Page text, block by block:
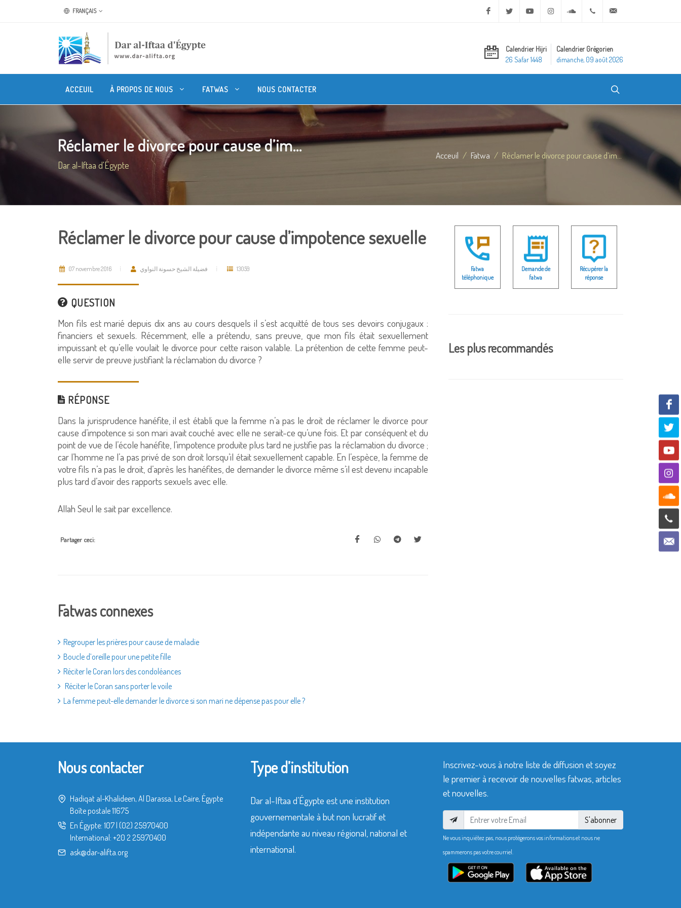
FRANÇAIS Facebook Twitter Youtube Instagram Soundcloud+20 2 25970400
Calendrier Hijri
26 Safar 1448
Calendrier Grégorien
dimanche, 09 août 2026
ACCEUIL À PROPOS DE NOUS FATWAS NOUS CONTACTER
Réclamer le divorce pour cause d’im...
Dar al-Iftaa d'Égypte
Acceuil Fatwa Réclamer le divorce pour cause d’im...
Réclamer le divorce pour cause d’impotence sexuelle
07 novembre 2016 فضيلة الشيخ حسونة النواوي 13059
QUESTION
Mon fils est marié depuis dix ans au cours desquels il s’est acquitté de tous ses devoirs conjugaux :
financiers et sexuels. Récemment, elle a prétendu, sans preuve, que mon fils était sexuellement
impuissant et qu’elle voulait le divorce pour cette raison valable. La prétention de cette femme peut-
elle servir de preuve justifiant la réclamation du divorce ?
RÉPONSE
Dans la jurisprudence hanéfite, il est établi que la femme n’a pas le droit de réclamer le divorce pour
cause d’impotence si son mari avait couché avec elle ne serait-ce qu’une fois. Et par conséquent et du
point de vue de l’école hanéfite, l’impotence produite plus tard ne justifie pas la réclamation du divorce ;
car l’homme ne l’a pas privé de son droit lorsqu’il était sexuellement capable. En l’espèce, la femme de
votre fils n’a pas le droit, d’après les hanéfites, de demander le divorce même s’il est devenu incapable
plus tard d’avoir des rapports sexuels avec elle.
Allah Seul le sait par excellence.
Partager ceci:
Fatwas connexes
Regrouper les prières pour cause de maladie
Boucle d’oreille pour une petite fille
Réciter le Coran lors des condoléances
Réciter le Coran sans porter le voile
La femme peut-elle demander le divorce si son mari ne dépense pas pour elle ?
Fatwa
téléphonique
Demande de
fatwa
Récupérer la
réponse
Les plus recommandés
Nous contacter
Hadiqat al-Khalideen, Al Darassa, Le Caire, Égypte
Boîte postale 11675
En Égypte: 107 (02) 25970400
International: +20 2 25970400
ask@dar-alifta.org
Type d’institution
Dar al-Iftaa d’Égypte est une institution
gouvernementale à but non lucratif et
indépendante au niveau régional, national et
international.
Inscrivez-vous à notre liste de diffusion et soyez
le premier à recevoir de nouvelles fatwas, articles
et nouvelles.
S'abonner
Ne vous inquiétez pas, nous protégerons vos informations et nous ne
spammerons pas votre courriel.